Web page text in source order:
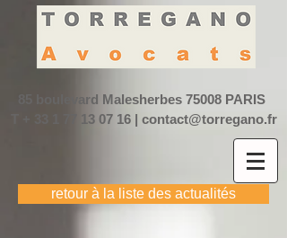
85 boulevard Malesherbes 75008 PARIS
33 1 77 13 07 16| contact@torregano.fr
retour à la liste des actualités